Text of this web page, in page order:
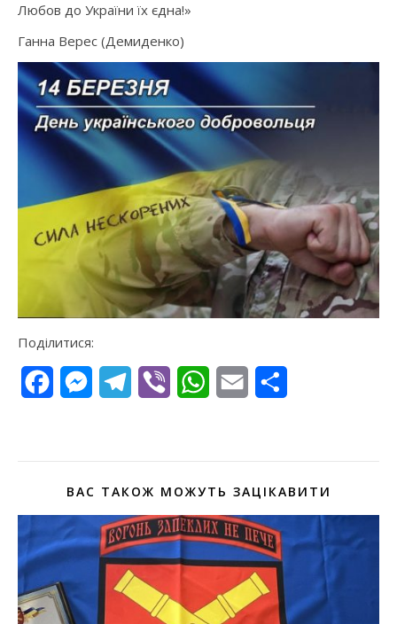
Любов до України їх єдна!»
Ганна Верес (Демиденко)
Поділитися:
FacebookMessengerTelegram
Viber WhatsApp
Email
ВАС ТАКОЖ МОЖУТЬ ЗАЦІКАВИТИ